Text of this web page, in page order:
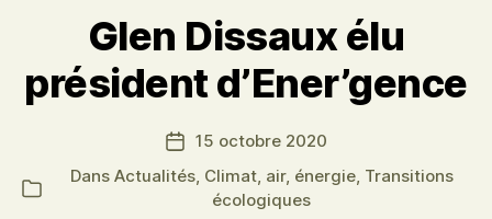
transition
réunis
au
Village
Climat
Déclic
Glen Dissaux élu
président d’Ener’gence
Date
de
l’article
15 octobre 2020
Catégories
Dans Actualités, Climat, air, énergie, Transitions
écologiques